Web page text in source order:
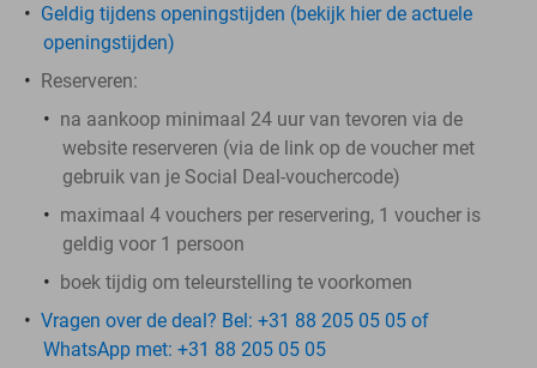
Geldig tijdens openingstijden (bekijk hier de actuele
openingstijden)
Reserveren:
na aankoop minimaal 24 uur van tevoren via de
website reserveren (via de link op de voucher met
gebruik van je Social Deal-vouchercode)
maximaal 4 vouchers per reservering, 1 voucher is
geldig voor 1 persoon
boek tijdig om teleurstelling te voorkomen
Vragen over de deal? Bel: +31 88 205 05 05 of
WhatsApp met: +31 88 205 05 05